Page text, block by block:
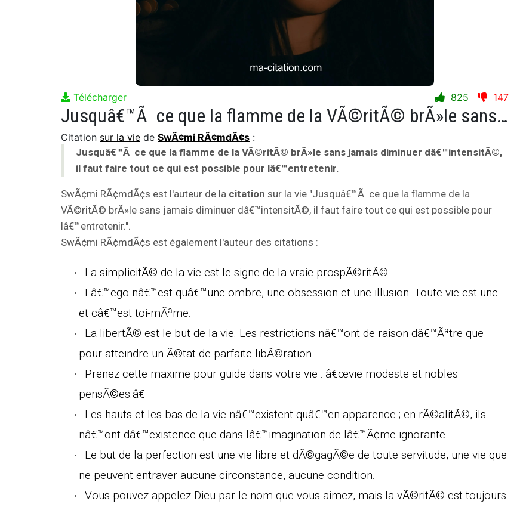
Télécharger 825 147
Jusquâ€™Ã ce que la flamme de la VÃ©ritÃ© brÃ»le sans jamais diminuer dâ€™intensitÃ©, il faut faire tout ce qui est possible pour lâ€™entretenir.
Citation sur la vie de SwÃ¢mi RÃ¢mdÃ¢s :
Jusquâ€™Ã ce que la flamme de la VÃ©ritÃ© brÃ»le sans jamais diminuer dâ€™intensitÃ©,
il faut faire tout ce qui est possible pour lâ€™entretenir.
SwÃ¢mi RÃ¢mdÃ¢s est l'auteur de la citation sur la vie "Jusquâ€™Ã ce que la flamme de la
VÃ©ritÃ© brÃ»le sans jamais diminuer dâ€™intensitÃ©, il faut faire tout ce qui est possible pour
lâ€™entretenir.".
SwÃ¢mi RÃ¢mdÃ¢s est également l'auteur des citations :
La simplicitÃ© de la vie est le signe de la vraie prospÃ©ritÃ©.
Lâ€™ego nâ€™est quâ€™une ombre, une obsession et une illusion. Toute vie est une -
et câ€™est toi-mÃªme.
La libertÃ© est le but de la vie. Les restrictions nâ€™ont de raison dâ€™Ãªtre que
pour atteindre un Ã©tat de parfaite libÃ©ration.
Prenez cette maxime pour guide dans votre vie : â€œvie modeste et nobles
pensÃ©es.â€
Les hauts et les bas de la vie nâ€™existent quâ€™en apparence ; en rÃ©alitÃ©, ils
nâ€™ont dâ€™existence que dans lâ€™imagination de lâ€™Ã¢me ignorante.
Le but de la perfection est une vie libre et dÃ©gagÃ©e de toute servitude, une vie que
ne peuvent entraver aucune circonstance, aucune condition.
Vous pouvez appelez Dieu par le nom que vous aimez, mais la vÃ©ritÃ© est toujours